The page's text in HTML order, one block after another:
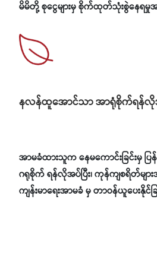
မိမိတို့ စုငွေများမှ စိုက်ထုတ်သုံးစွဲနေရမှုအား
နလန်ထူအောင်သာ အာရုံစိုက်ရန်လိုအ
အာမခံထားသူက နေမကောင်းခြင်းမှ
ဂရုစိုက် ရန်လိုအပ်ပြီး၊ ကုန်ကျစရိတ်မ
ကျန်းမာရေးအာမခံ မှ တာဝန်ယူပေးနိုင်ခ